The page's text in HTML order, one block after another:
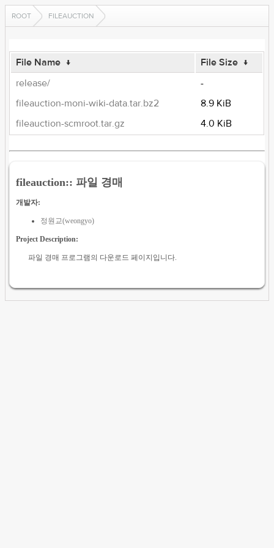
ROOT FILEAUCTION
File Name ↓ File Size ↓
release/
-
fileauction-moni-wiki-data.tar.bz2
8.9 KiB
fileauction-scmroot.tar.gz
4.0 KiB
fileauction:: 파일 경매
개발자:
정원교(weongyo)
Project Description:
파일 경매 프로그램의 다운로드 페이지입니다.